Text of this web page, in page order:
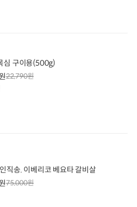
심 구이용(500g)
22,790원
직송. 이베리코 베요타 갈비살
75,000원